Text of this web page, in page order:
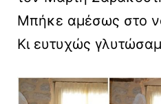
Μπήκε αμέσως στο
Κι ευτυχώς